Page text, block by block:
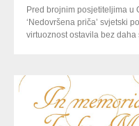
Pred brojnim posjetiteljima u
‘Nedovršena priča’ svjetski
virtuoznost ostavila bez daha
je doista uživala slušajući
‘neispričane’ priče svjetskih
naših svjetskih veličinaDore
Iznoseći zanimljivosti iz